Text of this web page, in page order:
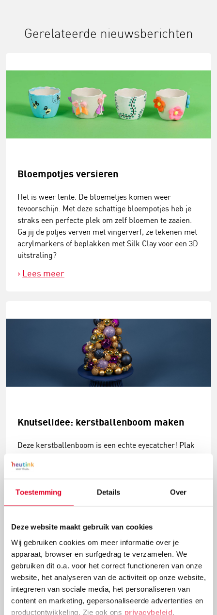
Toestemming Details Over
Deze website maakt gebruik van cookies
Wij gebruiken cookies om meer informatie over je
apparaat, browser en surfgedrag te verzamelen. We
gebruiken dit o.a. voor het correct functioneren van onze
website, het analyseren van de activiteit op onze website,
integreren van sociale media, het personaliseren van
content en marketing, gepersonaliseerde advertenties en
productontwikkeling. Zie ook ons privacybeleid
Gerelateerde nieuwsberichten
Bloempotjes versieren
Het is weer lente. De bloemetjes komen weer
tevoorschijn. Met deze schattige bloempotjes heb je
straks een perfecte plek om zelf bloemen te zaaien.
Ga jij de potjes verven met vingerverf, ze tekenen met
acrylmarkers of beplakken met Silk Clay voor een 3D
uitstraling?
Lees meer
Knutselidee: kerstballenboom maken
Deze kerstballenboom is een echte eyecatcher! Plak
versieringen aan elkaar tot deze mooie
Lees meer